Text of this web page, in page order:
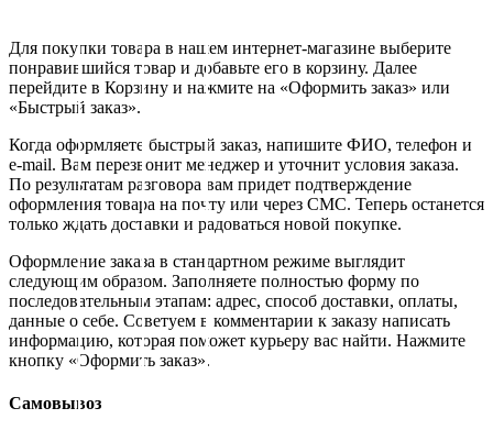
Для покупки товара в нашем интернет-магазине выберите
понравившийся товар и добавьте его в корзину. Далее
перейдите в Корзину и нажмите на «Оформить заказ» или
«Быстрый заказ».
Когда оформляете быстрый заказ, напишите ФИО, телефон и
e-mail. Вам перезвонит менеджер и уточнит условия заказа.
По результатам разговора вам придет подтверждение
оформления товара на почту или через СМС. Теперь останется
только ждать доставки и радоваться новой покупке.
Оформление заказа в стандартном режиме выглядит
следующим образом. Заполняете полностью форму по
последовательным этапам: адрес, способ доставки, оплаты,
данные о себе. Советуем в комментарии к заказу написать
информацию, которая поможет курьеру вас найти. Нажмите
кнопку «Оформить заказ».
Самовывоз